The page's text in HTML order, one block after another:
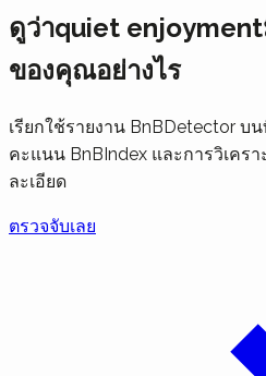
ดูว่าquiet
ของคุณอย่างไร
เรียกใช้รายงาน BnBDetector บ
คะแนน BnBIndex และการวิเคร
ละเอียด
ตรวจจับเลย